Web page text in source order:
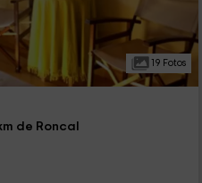
19 Fotos
de Roncal